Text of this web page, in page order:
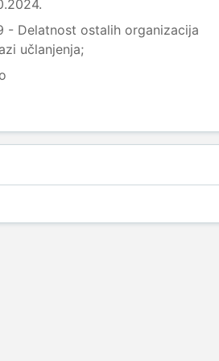
- Delatnost ostalih organizacija
učlanjenja;